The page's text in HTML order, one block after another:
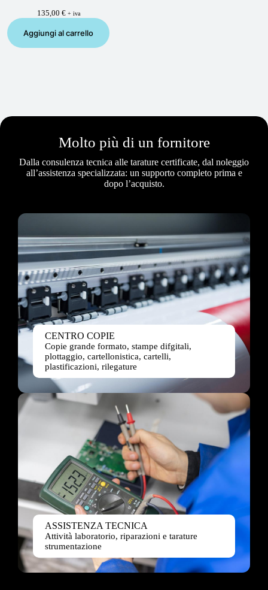
135,00 € + iva
Aggiungi al carrello
Molto più di un fornitore
Dalla consulenza tecnica alle tarature certificate, dal noleggio
all’assistenza specializzata: un supporto completo prima e
dopo l’acquisto.
CENTRO COPIE
Copie grande formato, stampe difgitali,
plottaggio, cartellonistica, cartelli,
plastificazioni, rilegature
ASSISTENZA TECNICA
Attività laboratorio, riparazioni e tarature
strumentazione